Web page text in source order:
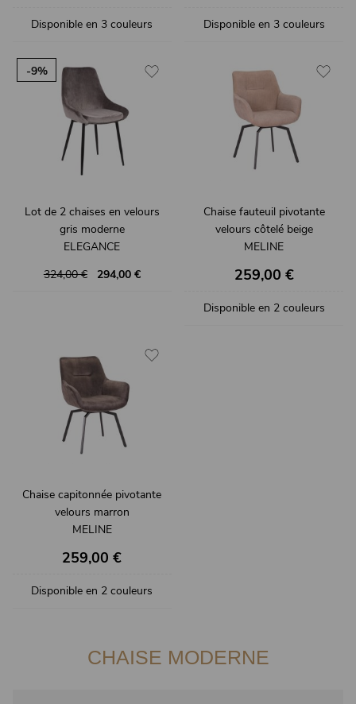
Disponible en 3 couleurs Disponible en 3 couleurs
-9%
Lot de 2 chaises en velours
gris moderne
ELEGANCE
324,00 €
294,00 €
Chaise fauteuil pivotante
velours côtelé beige
MELINE
259,00 €
Disponible en 2 couleurs
Chaise capitonnée pivotante
velours marron
MELINE
259,00 €
Disponible en 2 couleurs
CHAISE MODERNE